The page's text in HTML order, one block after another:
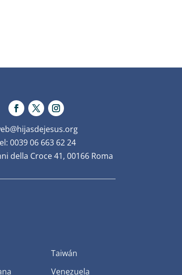
0039 06 663 62 24
della Croce 41, 00166 Roma
Taiwán
Venezuela